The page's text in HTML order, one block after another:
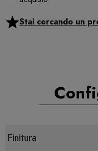
Stai cercando un
Finitura